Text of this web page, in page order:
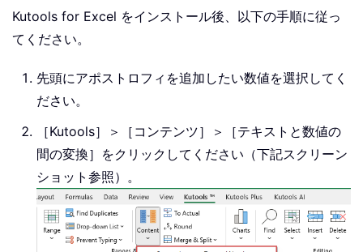
Kutools for Excel をインストール後、以下の手順に従っ
てください。
先頭にアポストロフィを追加したい数値を選択してく
ださい。
［Kutools］＞［コンテンツ］＞［テキストと数値の
間の変換］をクリックしてください（下記スクリーン
ショット参照）。